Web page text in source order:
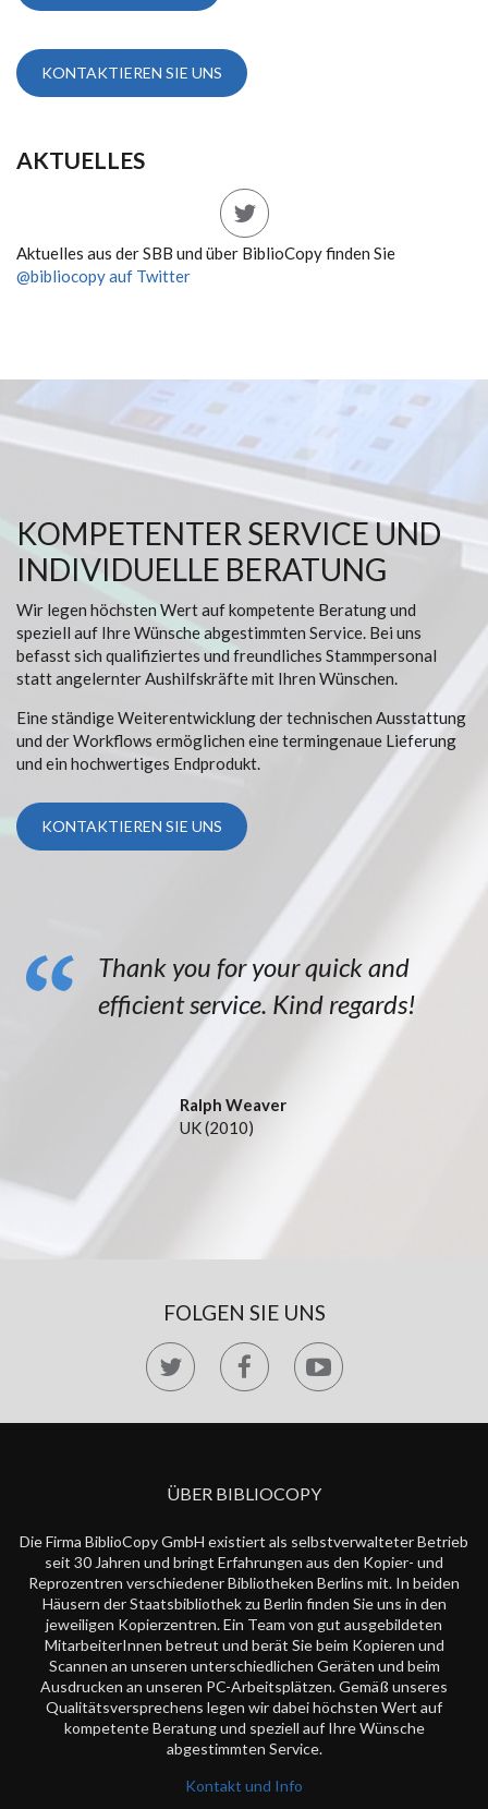
KONTAKTIEREN SIE UNS
AKTUELLES
Aktuelles aus der SBB und über BiblioCopy finden Sie
@bibliocopy auf Twitter
KOMPETENTER SERVICE UND
INDIVIDUELLE BERATUNG
Wir legen höchsten Wert auf kompetente Beratung und
speziell auf Ihre Wünsche abgestimmten Service. Bei uns
befasst sich qualifiziertes und freundliches Stammpersonal
statt angelernter Aushilfskräfte mit Ihren Wünschen.
Eine ständige Weiterentwicklung der technischen Ausstattung
und der Workflows ermöglichen eine termingenaue Lieferung
und ein hochwertiges Endprodukt.
KONTAKTIEREN SIE UNS
Thank you for your quick and
efficient service. Kind regards!
Ralph Weaver
UK (2010)
FOLGEN SIE UNS
ÜBER BIBLIOCOPY
Die Firma BiblioCopy GmbH existiert als selbstverwalteter Betrieb
seit 30 Jahren und bringt Erfahrungen aus den Kopier- und
Reprozentren verschiedener Bibliotheken Berlins mit. In beiden
Häusern der Staatsbibliothek zu Berlin finden Sie uns in den
jeweiligen Kopierzentren. Ein Team von gut ausgebildeten
MitarbeiterInnen betreut und berät Sie beim Kopieren und
Scannen an unseren unterschiedlichen Geräten und beim
Ausdrucken an unseren PC-Arbeitsplätzen. Gemäß unseres
Qualitätsversprechens legen wir dabei höchsten Wert auf
kompetente Beratung und speziell auf Ihre Wünsche
abgestimmten Service.
Kontakt und Info